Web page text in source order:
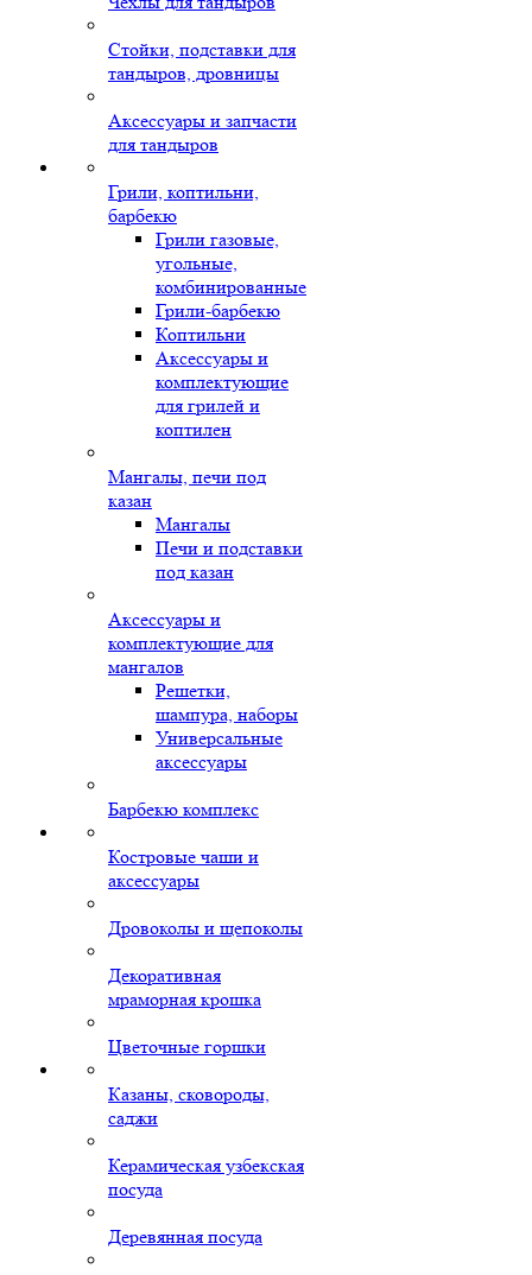
Стойки, подставки для
тандыров, дровницы
Аксессуары и запчасти
для тандыров
Грили, коптильни,
барбекю
Грили газовые,
угольные,
комбинированные
Грили-барбекю
Коптильни
Аксессуары и
комплектующие
для грилей и
коптилен
Мангалы, печи под
казан
Мангалы
Печи и подставки
под казан
Аксессуары и
комплектующие для
мангалов
Решетки,
шампура, наборы
Универсальные
аксессуары
Барбекю комплекс
Костровые чаши и
аксессуары
Дровоколы и щепоколы
Декоративная
мраморная крошка
Цветочные горшки
Казаны, сковороды,
саджи
Керамическая узбекская
посуда
Деревянная посуда